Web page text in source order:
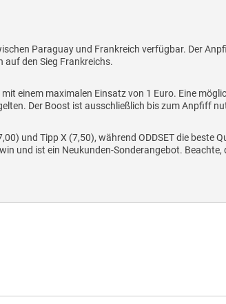
Paraguay und Frankreich verfügbar. Der
auf den Sieg Frankreichs.
einem maximalen Einsatz von 1 Euro. Eine
Der Boost ist ausschließlich bis zum Anpfiff
und Tipp X (7,50), während ODDSET die beste
und ist ein Neukunden-Sonderangebot. Beachte,